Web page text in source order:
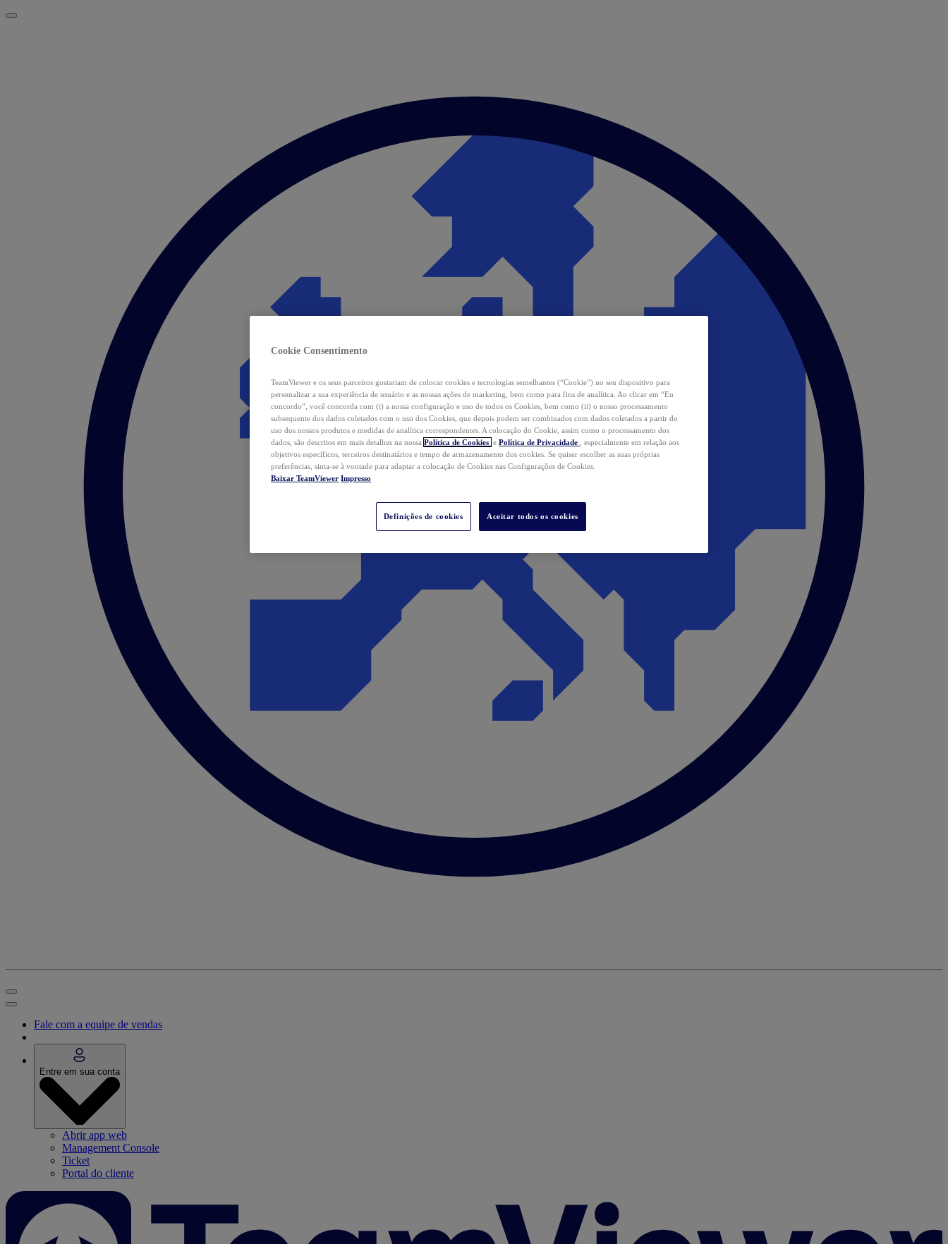
Fale com a equipe de vendas
Entre em sua conta
Abrir app web
Management Console
Ticket
Portal do cliente
Cookie Consentimento
TeamViewer e os seus parceiros gostariam de colocar cookies e tecnologias semelhantes (“Cookie”) no seu dispositivo para
personalizar a sua experiência de usuário e as nossas ações de marketing, bem como para fins de analítica. Ao clicar em “Eu
concordo”, você concorda com (i) a nossa configuração e uso de todos os Cookies, bem como (ii) o nosso processamento
subsequente dos dados coletados com o uso dos Cookies, que depois podem ser combinados com dados coletados a partir do
uso dos nossos produtos e medidas de analítica correspondentes. A colocação do Cookie, assim como o processamento dos
dados, são descritos em mais detalhes na nossa Política de Cookies e Política de Privacidade
, especialmente em relação aos
objetivos específicos, terceiros destinatários e tempo de armazenamento dos cookies. Se quiser escolher as suas próprias
preferências, sinta-se à vontade para adaptar a colocação de Cookies nas Configurações de Cookies.
Baixar TeamViewer Impresso
Definições de cookies Aceitar todos os cookies